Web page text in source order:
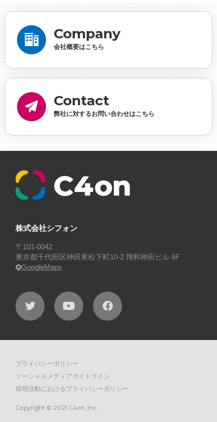
デザイナー
#プランナー #プログラマー
#プログ
ラム愛
事業実績
#事業紹介 #仕事紹介
#休業日
らん
#健康企業宣言 #健康優良法人 #入社式
#
理・ゲームPM
#勉強会
に理解した
#採用
#採用向け #新卒 #新卒採用
#歓迎会
ュー
#福利厚生
プロジェクト・サービス
#行事
Company
会社概要はこちら
Contact
弊社に対するお問い合わせはこちら
株式会社シフォン
〒101-0042
東京都千代田区神田東松下町10-2 翔和神田ビル 6F
GoogleMaps
プライバシーポリシー
ソーシャルメディアガイドライン
採用活動におけるプライバシーポリシー
Copyright © 2021 C4on, Inc.